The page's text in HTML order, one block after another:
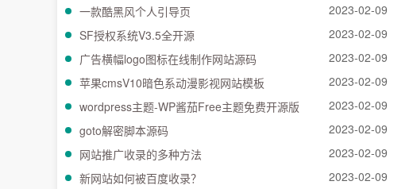
一款酷黑风个人引导页
2023-02-09
SF授权系统V3.5全开源
2023-02-09
广告横幅logo图标在线制作网站源码
2023-02-09
苹果cmsV10暗色系动漫影视网站模板
2023-02-09
wordpress主题-WP酱茄Free主题免费开源版
2023-02-09
goto解密脚本源码
2023-02-09
网站推广收录的多种方法
2023-02-09
新网站如何被百度收录？
2023-02-09